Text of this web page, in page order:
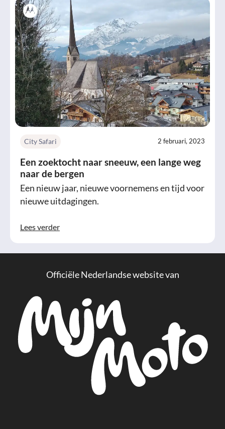
City Safari 2 februari, 2023
Een zoektocht naar sneeuw, een lange weg
naar de bergen
Een nieuw jaar, nieuwe voornemens en tijd voor
nieuwe uitdagingen.
Lees verder
Officiële Nederlandse website van